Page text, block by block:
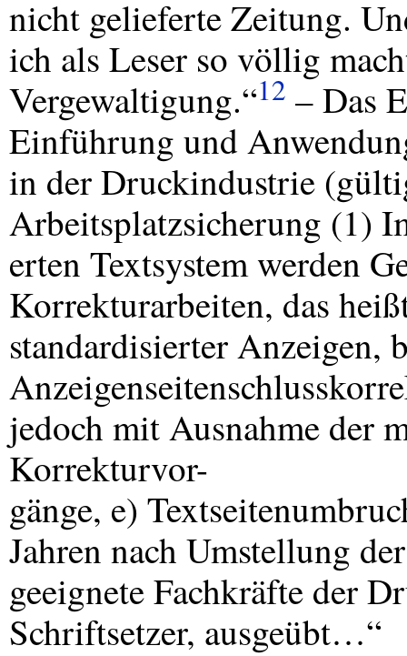
nicht gelieferte Zeitung.
ich als Leser so völlig
Vergewaltigung.“12 – Das
Einführung und
in der Druckindustrie
Arbeitsplatzsicherung (1)
erten Textsystem werden
Korrekturarbeiten, das
standardisierter Anzeigen,
jedoch mit Ausnahme der
Korrekturvor-
gänge, e)
Jahren nach Umstellung
geeignete Fachkräfte der
Schriftsetzer, ausgeübt…“